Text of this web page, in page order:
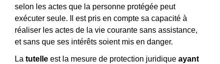
selon les actes que la personne protégée peut
exécuter seule. Il est pris en compte sa capacité à
réaliser les actes de la vie courante sans assistance,
et sans que ses intérêts soient mis en danger.
La tutelle est la mesure de protection juridique ayant